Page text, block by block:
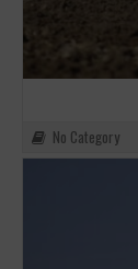
No Category